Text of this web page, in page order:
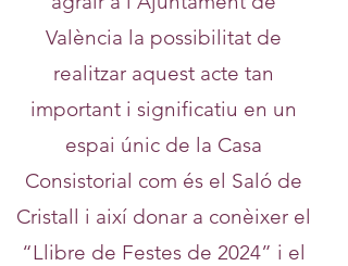
València la possibilitat de
realitzar aquest acte tan
important i significatiu en un
espai únic de la Casa
Consistorial com és el Saló de
Cristall i així donar a conèixer el
“Llibre de Festes de 2024” i el